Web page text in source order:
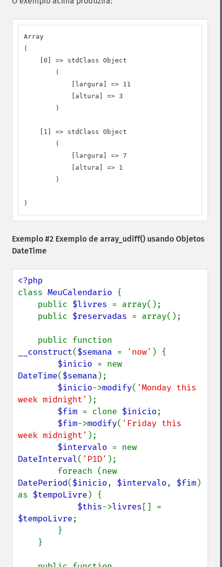
Array
(
    [0] => stdClass Object
        (
            [largura] => 11
            [altura] => 3
        )
    [1] => stdClass Object
        (
            [largura] => 7
            [altura] => 1
        )
)
Exemplo #2 Exemplo de array_udiff() usando Objetos
DateTime
class MeuCalendario {
    public
$livres = array();
    public
$reservadas = array();
__construct($semana = 'now' ) {
$inicio
DateTime($semana );
$inicio->modify( 'Monday this
week midnight' );
$fim = clone $inicio;
$fim->modify( 'Friday this
week midnight' );
$intervalo
DateInterval( 'P1D' );
DatePeriod($inicio, $intervalo, $fim)
as $tempoLivre ) {
$this->livres
$tempoLivre;